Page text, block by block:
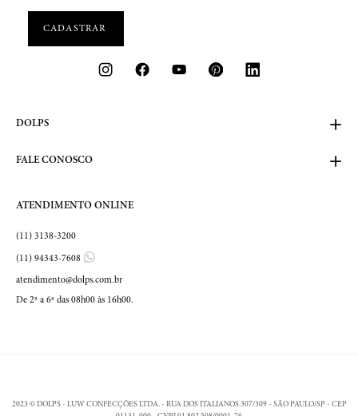
DOLPS
FALE CONOSCO
ATENDIMENTO ONLINE
(11) 3138-3200
(11) 94343-7608
atendimento@dolps.com.br
De 2ª a 6ª das 08h00 às 16h00.
2023 © DOLPS - LUW CONFECÇÕES LTDA. - RUA DOS ITALIANOS 307/309 - SÃO PAULO/SP - CEP